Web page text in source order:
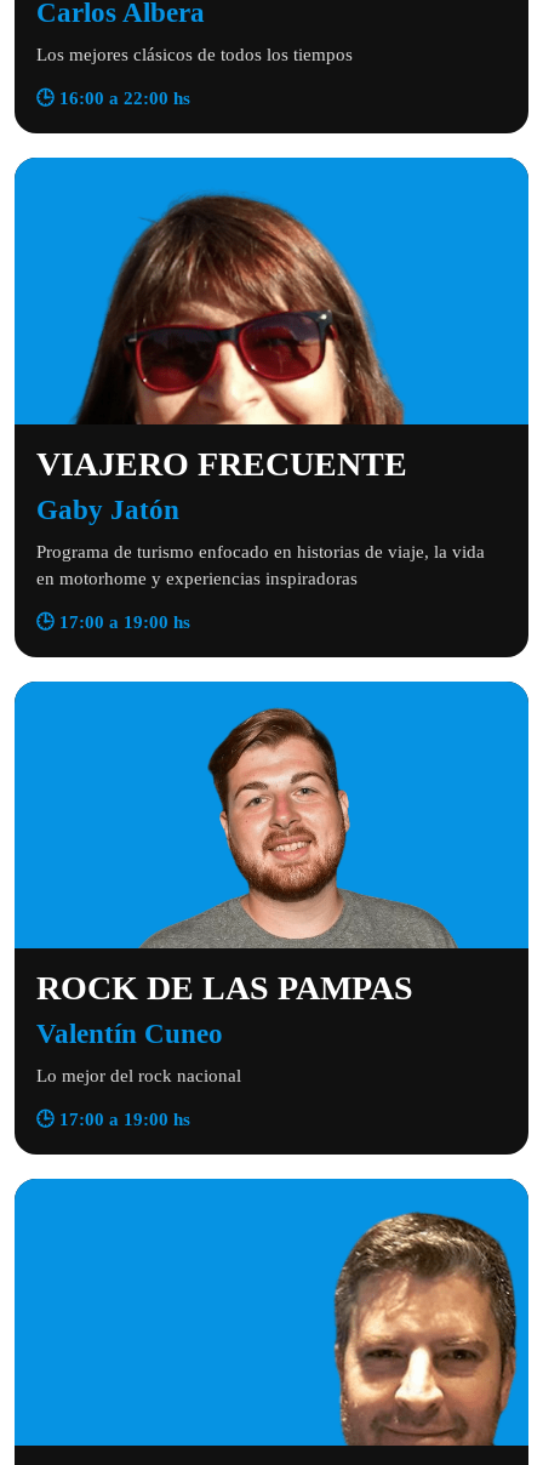
Carlos Albera
Los mejores clásicos de todos los tiempos
🕒 16:00 a 22:00 hs
VIAJERO FRECUENTE
Gaby Jatón
Programa de turismo enfocado en historias de viaje, la vida
en motorhome y experiencias inspiradoras
🕒 17:00 a 19:00 hs
ROCK DE LAS PAMPAS
Valentín Cuneo
Lo mejor del rock nacional
🕒 17:00 a 19:00 hs